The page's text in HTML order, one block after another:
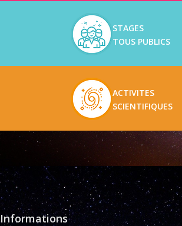
STAGES
TOUS PUBLICS
ACTIVITES
SCIENTIFIQUES
Informations